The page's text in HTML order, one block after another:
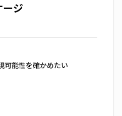
ジ
可能性を確かめたい